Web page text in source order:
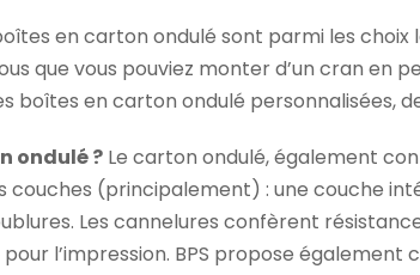
en carton ondulé sont parmi les
que vous pouviez monter d’un cran en
boîtes en carton ondulé personnalisées,
ondulé ?Le carton ondulé, également
(principalement) : une couche
Les cannelures confèrent
l’impression. BPS propose